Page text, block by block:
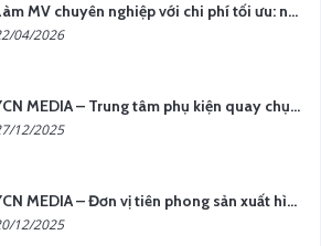
Làm MV chuyên nghiệp với chi phí tối ưu: nên chọn quay thực tế hay video AI?
04/2026
YCN MEDIA – Trung tâm phụ kiện quay chụp tại Hà Nội
12/2025
YCN MEDIA – Đơn vị tiên phong sản xuất hình ảnh & âm thanh bằng AI tại Hà Nội
12/2025